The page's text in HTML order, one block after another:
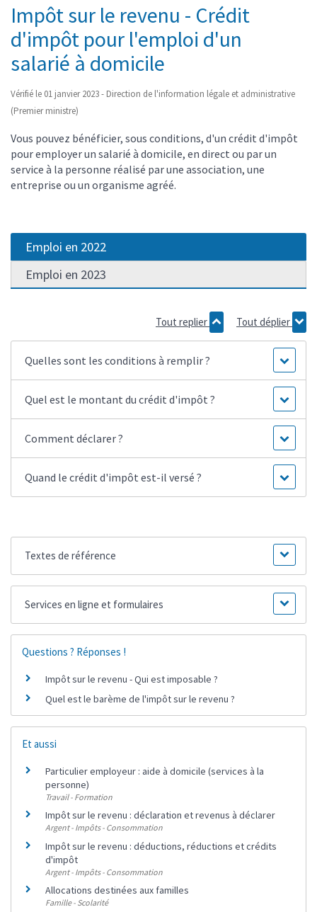
Impôt sur le revenu - Crédit
d'impôt pour l'emploi d'un
salarié à domicile
Vérifié le 01 janvier 2023 - Direction de l'information légale et administrative
(Premier ministre)
Vous pouvez bénéficier, sous conditions, d'un crédit d'impôt
pour employer un salarié à domicile, en direct ou par un
service à la personne réalisé par une association, une
entreprise ou un organisme agréé.
Emploi en 2022
Emploi en 2023
Tout replier Tout déplier
Quelles sont les conditions à remplir ?
Quel est le montant du crédit d'impôt ?
Comment déclarer ?
Quand le crédit d'impôt est-il versé ?
Textes de référence
Services en ligne et formulaires
Questions ? Réponses !
Impôt sur le revenu - Qui est imposable ?
Quel est le barème de l'impôt sur le revenu ?
Et aussi
Particulier employeur : aide à domicile (services à la
personne)
Travail - Formation
Impôt sur le revenu : déclaration et revenus à déclarer
Argent - Impôts - Consommation
Impôt sur le revenu : déductions, réductions et crédits
d'impôt
Argent - Impôts - Consommation
Allocations destinées aux familles
Famille - Scolarité